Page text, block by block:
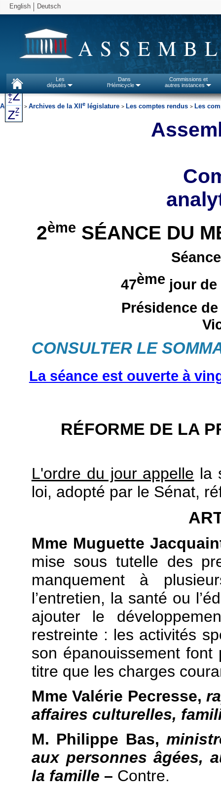
English Deutsch
Les
députés
Dans
l'Hémicycle
Commissions et
autres instances
Accueil > Archives de la XII e législature > Les comptes rendus > Les
2ème SÉANCE DU
47ème jour de
Présidence
CONSULTER LE
La séance est ouverte à
RÉFORME DE LA
L'ordre du jour appelle la
loi, adopté par le Sénat,
Mme Muguette
mise sous tutelle des
manquement à
l’entretien, la santé ou
ajouter le
restreinte : les activités
son épanouissement
titre que les charges
Mme Valérie Pecresse,
affaires culturelles,
M. Philippe Bas,
aux personnes âgées,
la famille – Contre.